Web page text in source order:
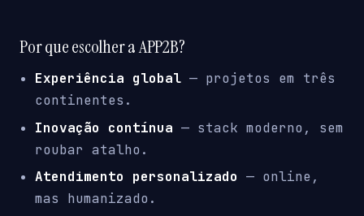
Por que escolher a APP2B?
Experiência global — projetos em três
continentes.
Inovação contínua — stack moderno, sem
roubar atalho.
Atendimento personalizado — online,
mas humanizado.